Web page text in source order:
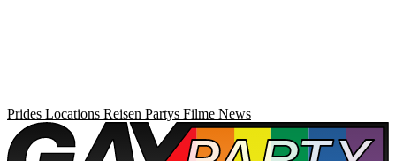
Prides Locations Reisen Partys Filme News